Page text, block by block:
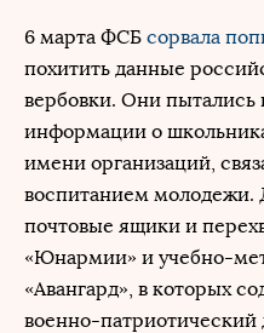
6 марта ФСБ сорвала
похитить данные
вербовки. Они пытались
информации о
имени организаций,
воспитанием молодежи.
почтовые ящики и
«Юнармии» и учебно-
«Авангард», в которых
военно-патриотический